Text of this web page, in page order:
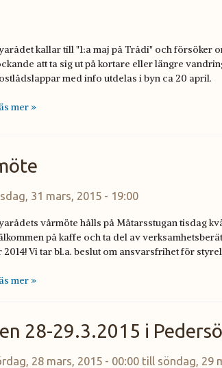
kallar till "1:a maj på Trådi" och försöker
att ta sig ut på kortare eller längre
med info utdelas i byn ca 20 april.
mer »
31 mars, 2015 - 19:00
vårmöte hålls på Måtarsstugan tisdag
på kaffe och ta del av
2014! Vi tar bl.a. beslut om ansvarsfrihet för
mer »
28-29.3.2015 i
28 mars, 2015 - 00:00 till söndag, 29